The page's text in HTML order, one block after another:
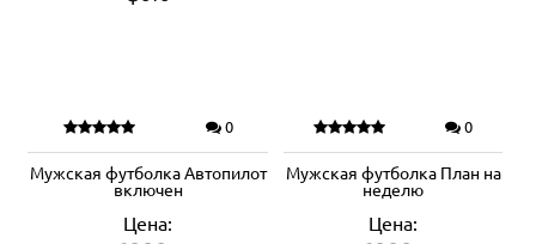
0
Мужская футболка Автопилот
включен
Цена:
0
Мужская футболка План на
неделю
Цена: